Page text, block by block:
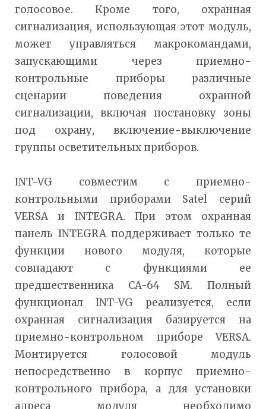
голосовое. Кроме того, охранная
сигнализация, использующая этот модуль,
может управляться макрокомандами,
запускающими через приемно-
контрольные приборы различные
сценарии поведения охранной
сигнализации, включая постановку зоны
под охрану, включение-выключение
группы осветительных приборов.
INT-VG совместим с приемно-
контрольными приборами Satel серий
VERSA и INTEGRA. При этом охранная
панель INTEGRA поддерживает только те
функции нового модуля, которые
совпадают с функциями ее
предшественника CA-64 SM. Полный
функционал INT-VG реализуется, если
охранная сигнализация базируется на
приемно-контрольном приборе VERSA.
Монтируется голосовой модуль
непосредственно в корпус приемно-
контрольного прибора, а для установки
адреса модуля необходимо